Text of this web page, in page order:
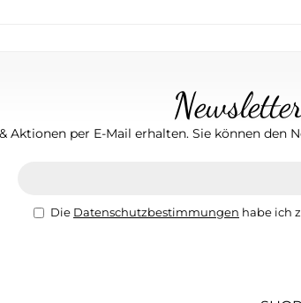
Aktionen per E-Mail erhalten. Sie können den
Die Datenschutzbestimmungen habe ich